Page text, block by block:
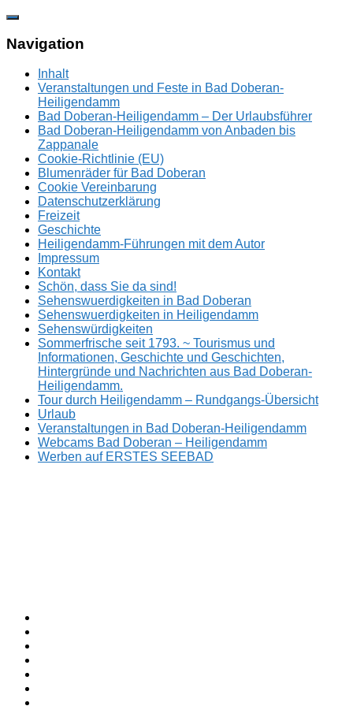
Zum
springen
Navigation
Inhalt
Veranstaltungen und Feste in Bad Doberan-
Heiligendamm
Bad Doberan-Heiligendamm – Der Urlaubsführer
Bad Doberan-Heiligendamm von Anbaden bis
Zappanale
Cookie-Richtlinie (EU)
Blumenräder für Bad Doberan
Cookie Vereinbarung
Datenschutzerklärung
Freizeit
Geschichte
Heiligendamm-Führungen mit dem Autor
Impressum
Kontakt
Schön, dass Sie da sind!
Sehenswuerdigkeiten in Bad Doberan
Sehenswuerdigkeiten in Heiligendamm
Sehenswürdigkeiten
Sommerfrische seit 1793. ~ Tourismus und
Informationen, Geschichte und Geschichten,
Hintergründe und Nachrichten aus Bad Doberan-
Heiligendamm.
Tour durch Heiligendamm – Rundgangs-Übersicht
Urlaub
Veranstaltungen in Bad Doberan-Heiligendamm
Webcams Bad Doberan – Heiligendamm
Werben auf ERSTES SEEBAD
ERSTES
SEEBAD
Sommerfrische
seit
1793.